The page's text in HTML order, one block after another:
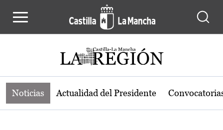
Noticias de la región de Castilla-La
Noticias Actualidad del Presidente